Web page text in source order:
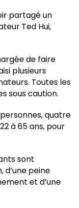
partagé un
Ted Hui,
de faire
plusieurs
Toutes les
sous caution.
quatre
à 65 ans, pour
sont
d’une peine
et d’une